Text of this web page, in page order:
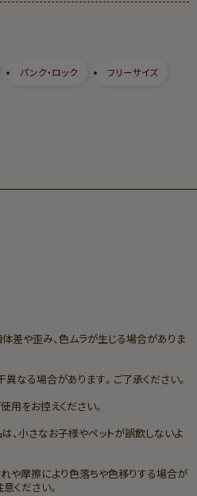
パンク・ロック フリーサイズ
差や歪み、色ムラが生じる場合がありま
なる場合があります。ご了承ください。
用をお控えください。
、小さなお子様やペットが誤飲しないよ
や摩擦により色落ちや色移りする場合が
ください。